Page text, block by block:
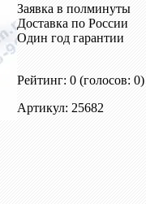
Заявка в полминуты
Доставка по России
Один год гарантии
Рейтинг: 0 (голосов: 0)
Артикул: 25682